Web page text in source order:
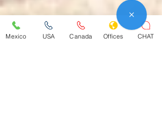
Mexico USA Canada Offices CHAT